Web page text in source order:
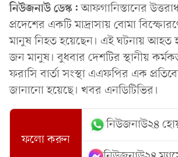
নিউজনাউ ডেস্ক:আফগানিস্তানের
প্রদেশের একটি মাদ্রাসায় বোমা
মানুষ নিহত হয়েছেন। এই ঘটনায়
জন মানুষ। বুধবার দেশটির স্থানীয়
ফরাসি বার্তা সংস্থা এএফপির এক
জানানো হয়েছে। খবর এনডিটিভির।
ফলো করুন
নিউজনাউ২৪